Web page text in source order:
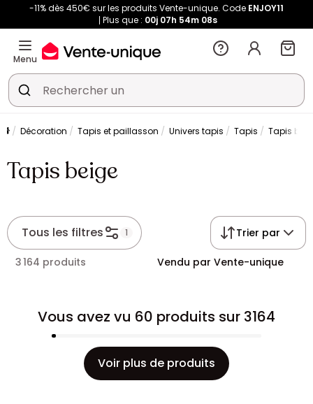
-11% dès 450€ sur les produits Vente-unique. Code ENJOY11
Plus que : 00j 07h 54m 08s
Menu
Décoration Tapis et paillasson Univers tapis Tapis Tapis
Tapis beige
Tous les filtres 1 Trier par
3 164 produits Vendu par Vente-unique
Vous avez vu 60 produits sur 3164
Voir plus de produits